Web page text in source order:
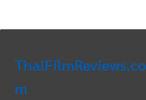
ThaiFilmReviews.co
m